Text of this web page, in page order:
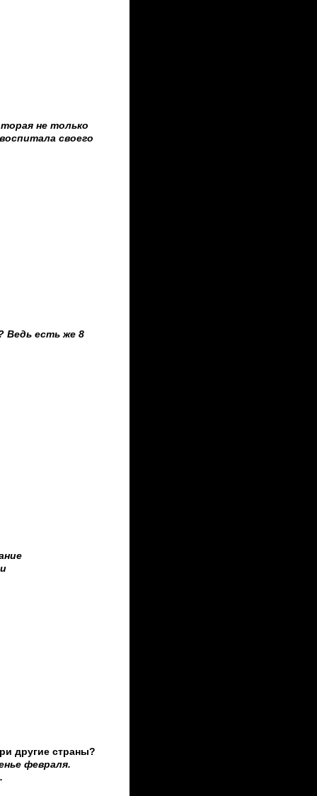
не только
своего
Ведь есть же 8
другие страны?
февраля.